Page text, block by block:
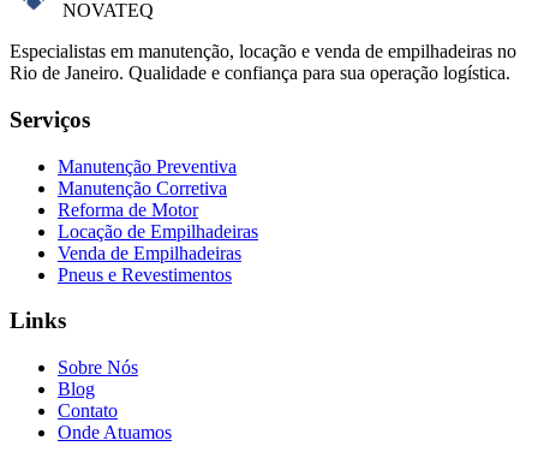
NOVATEQ
Especialistas em manutenção, locação e venda de empilhadeiras no
Rio de Janeiro. Qualidade e confiança para sua operação logística.
Serviços
Manutenção Preventiva
Manutenção Corretiva
Reforma de Motor
Locação de Empilhadeiras
Venda de Empilhadeiras
Pneus e Revestimentos
Links
Sobre Nós
Blog
Contato
Onde Atuamos